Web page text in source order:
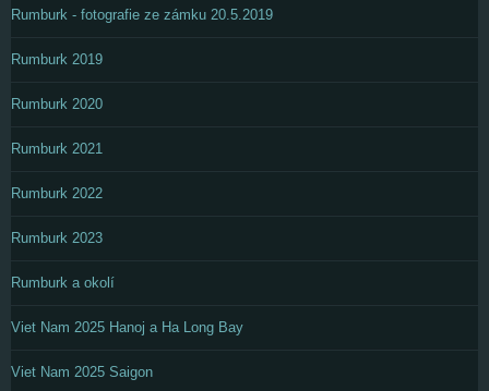
Rumburk - fotografie ze zámku 20.5.2019
Rumburk 2019
Rumburk 2020
Rumburk 2021
Rumburk 2022
Rumburk 2023
Rumburk a okolí
Viet Nam 2025 Hanoj a Ha Long Bay
Viet Nam 2025 Saigon